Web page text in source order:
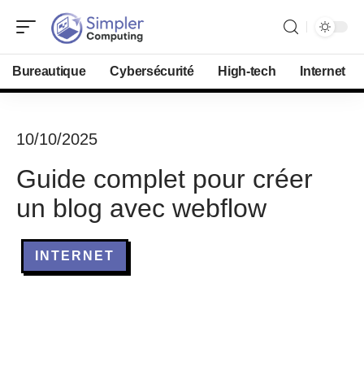
Bureautique Cybersécurité High-tech Internet
10/10/2025
Guide complet pour créer
un blog avec webflow
INTERNET